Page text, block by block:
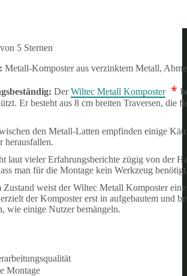
5 Sternen
Metall-Komposter aus verzinktem Metall,
DerWiltec Metall Komposter *
Er besteht aus 8 cm breiten Traversen, die
den Metall-Latten empfinden einige
herausfallen.
laut vieler Erfahrungsberichte zügig von der
man für die Montage kein Werkzeug
Zustand weist der Wiltec Metall Komposter
der Komposter erst in aufgebautem und
wie einige Nutzer bemängeln.
Montage